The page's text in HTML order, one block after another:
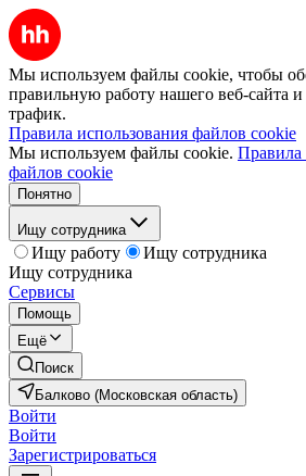
Мы используем файлы cookie, чтобы
правильную работу нашего веб-сайта и
трафик.
Правила использования файлов cookie
Мы используем файлы cookie. Правила
файлов cookie
Понятно
Ищу сотрудника
Ищу работу
Ищу сотрудника
Ищу сотрудника
Сервисы
Помощь
Ещё
Поиск
Балково (Московская область)
Войти
Войти
Зарегистрироваться